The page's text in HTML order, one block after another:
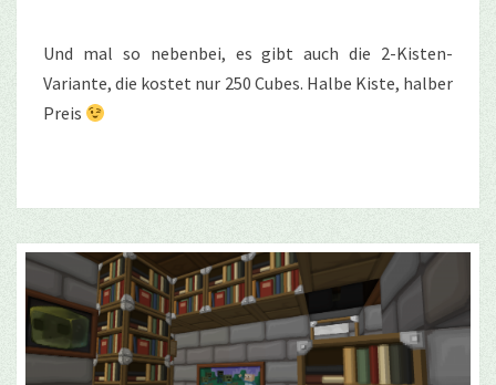
Und mal so nebenbei, es gibt auch die 2-Kisten-
Variante, die kostet nur 250 Cubes. Halbe Kiste, halber
Preis